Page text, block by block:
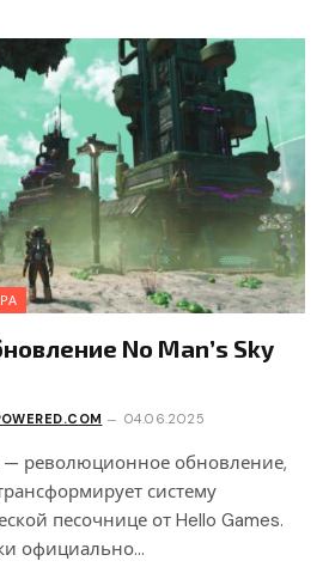
No Man’s Sky
04.06.2025
— революционное обновление,
систему
песочнице от Hello Games.
официально…